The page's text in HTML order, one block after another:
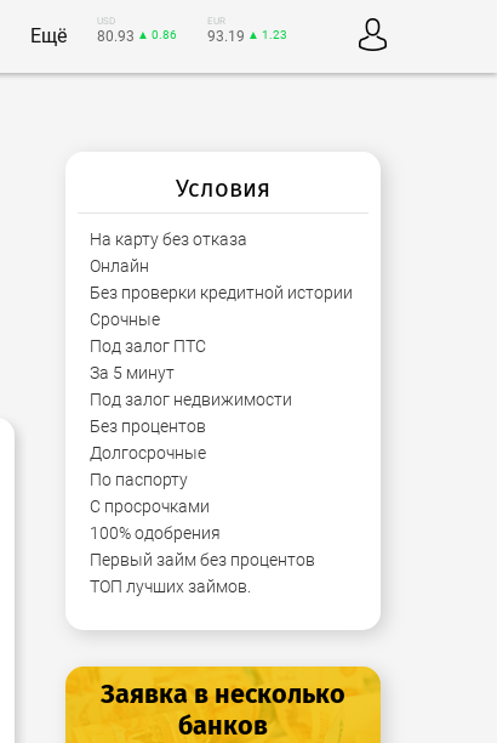
Ещё
USD
80.93 ▲ 0.86
EUR
93.19 ▲ 1.23
Условия
На карту без отказа
Онлайн
Без проверки кредитной истории
Срочные
Под залог ПТС
За 5 минут
Под залог недвижимости
Без процентов
Долгосрочные
По паспорту
С просрочками
100% одобрения
Первый займ без процентов
ТОП лучших займов.
Заявка в несколько
банков